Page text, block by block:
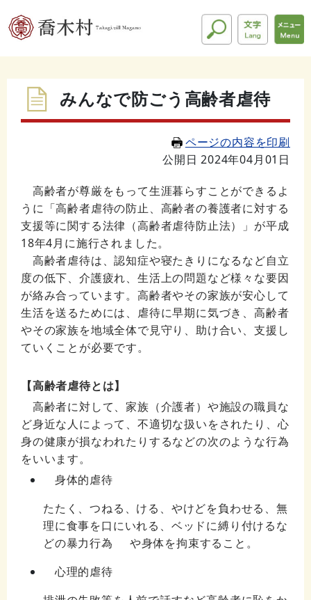
みんなで防ごう高齢者虐待
ページの内容を印刷
公開日 2024年04月01日
高齢者が尊厳をもって生涯暮らすことができるよ
うに「高齢者虐待の防止、高齢者の養護者に対する
支援等に関する法律（高齢者虐待防止法）」が平成
18年4月に施行されました。
高齢者虐待は、認知症や寝たきりになるなど自立
度の低下、介護疲れ、生活上の問題など様々な要因
が絡み合っています。高齢者やその家族が安心して
生活を送るためには、虐待に早期に気づき、高齢者
やその家族を地域全体で見守り、助け合い、支援し
ていくことが必要です。
【高齢者虐待とは】
高齢者に対して、家族（介護者）や施設の職員な
ど身近な人によって、不適切な扱いをされたり、心
身の健康が損なわれたりするなどの次のような行為
をいいます。
身体的虐待
たたく、つねる、ける、やけどを負わせる、無
理に食事を口にいれる、ベッドに縛り付けるな
どの暴力行為 や身体を拘束すること。
心理的虐待